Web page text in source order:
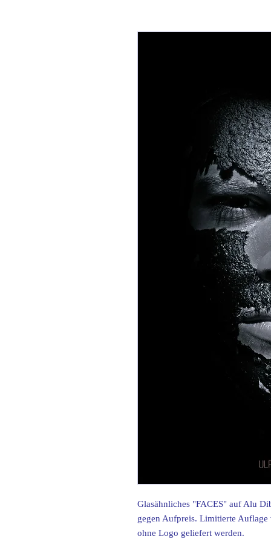
Glasähnliches "FACES" auf Alu
gegen Aufpreis. Limitierte
ohne Logo geliefert werden.